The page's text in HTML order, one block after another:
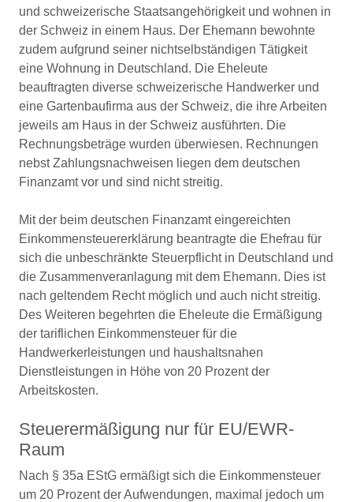
und schweizerische Staatsangehörigkeit und wohnen in
der Schweiz in einem Haus. Der Ehemann bewohnte
zudem aufgrund seiner nichtselbständigen Tätigkeit
eine Wohnung in Deutschland. Die Eheleute
beauftragten diverse schweizerische Handwerker und
eine Gartenbaufirma aus der Schweiz, die ihre Arbeiten
jeweils am Haus in der Schweiz ausführten. Die
Rechnungsbeträge wurden überwiesen. Rechnungen
nebst Zahlungsnachweisen liegen dem deutschen
Finanzamt vor und sind nicht streitig.
Mit der beim deutschen Finanzamt eingereichten
Einkommensteuererklärung beantragte die Ehefrau für
sich die unbeschränkte Steuerpflicht in Deutschland und
die Zusammenveranlagung mit dem Ehemann. Dies ist
nach geltendem Recht möglich und auch nicht streitig.
Des Weiteren begehrten die Eheleute die Ermäßigung
der tariflichen Einkommensteuer für die
Handwerkerleistungen und haushaltsnahen
Dienstleistungen in Höhe von 20 Prozent der
Arbeitskosten.
Steuerermäßigung nur für EU/EWR-
Raum
Nach § 35a EStG ermäßigt sich die Einkommensteuer
um 20 Prozent der Aufwendungen, maximal jedoch um